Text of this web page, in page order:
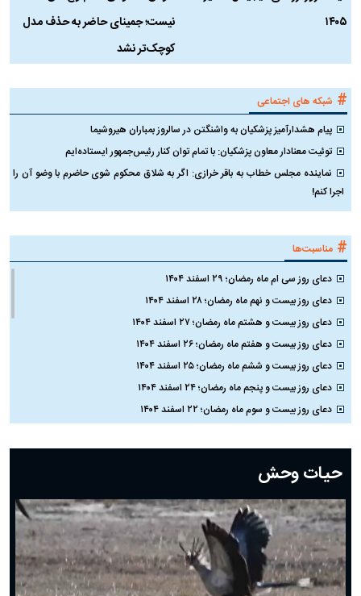
۱۴۰۵
نیست؛ جمینای حاضر به حذف مدل
کوچک‌تر نشد
# شبکه های اجتماعی
پیام هشدارآمیز پزشکیان به واشنگتن در سالروز بمباران هیروشیما
توئیت معنادار معاون پزشکیان: با تمام توان کنار رئیس‌جمهور ایستاده‌ایم
نماینده مجلس خطاب به باقر خرازی: اگر به شلاق محکوم شوی حاضرم با وضو آن را
اجرا کنم!
# مناسبت‌ها
دعای روز سی ام ماه رمضان؛ ۲۹ اسفند ۱۴۰۴
دعای روز بیست و نهم ماه رمضان؛ ۲۸ اسفند ۱۴۰۴
دعای روز بیست و هشتم ماه رمضان؛ ۲۷ اسفند ۱۴۰۴
دعای روز بیست و هفتم ماه رمضان؛ ۲۶ اسفند ۱۴۰۴
دعای روز بیست و ششم ماه رمضان؛ ۲۵ اسفند ۱۴۰۴
دعای روز بیست و پنجم ماه رمضان؛ ۲۴ اسفند ۱۴۰۴
دعای روز بیست و سوم ماه رمضان؛ ۲۲ اسفند ۱۴۰۴
دعای روز بیستم ماه رمضان؛ ۱۹ اسفند ۱۴۰۴
دعای روز هشتم ماه مبارک رمضان؛ ۷ اسفند ماه ۱۴۰۴
دعای روز هفتم ماه رمضان؛ ۶ اسفند ۱۴۰۴
دعای روز ششم ماه رمضان؛ ۵ اسفند ۱۴۰۴
دعای روز پنجم ماه رمضان؛ ۴ اسفند ۱۴۰۴
دعای روز چهارم ماه مبارک رمضان؛ ۳ اسفند ۱۴۰۴
دعای روز سوم ماه مبارک رمضان؛ ۱۴ اسفند ۱۴۰۴
حیات وحش